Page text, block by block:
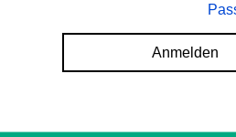
Anmelden